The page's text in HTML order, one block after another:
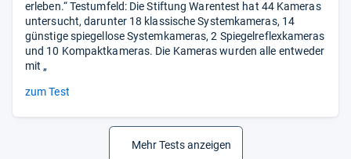
erleben.“ Testumfeld: Die Stiftung Warentest hat 44 Kameras
untersucht, darunter 18 klassische Systemkameras, 14
günstige spiegellose Systemkameras, 2 Spiegelreflexkameras
und 10 Kompaktkameras. Die Kameras wurden alle entweder
mit „
zum Test
Mehr Tests anzeigen